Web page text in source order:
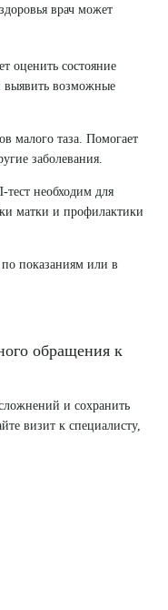
врач может
оценить состояние
выявить возможные
малого таза. Помогает
заболевания.
необходим для
матки и профилактики
показаниям или в
обращения к
и сохранить
визит к специалисту,